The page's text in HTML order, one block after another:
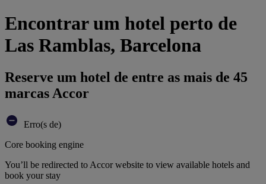
Encontrar um hotel perto de
Las Ramblas, Barcelona
Reserve um hotel de entre as mais de 45
marcas Accor
Erro(s de)
Core booking engine
You’ll be redirected to Accor website to view available hotels and
book your stay